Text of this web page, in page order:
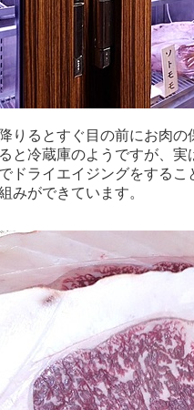
りるとすぐ目の前にお肉の
と冷蔵庫のようですが、
ドライエイジングをする
みができています。